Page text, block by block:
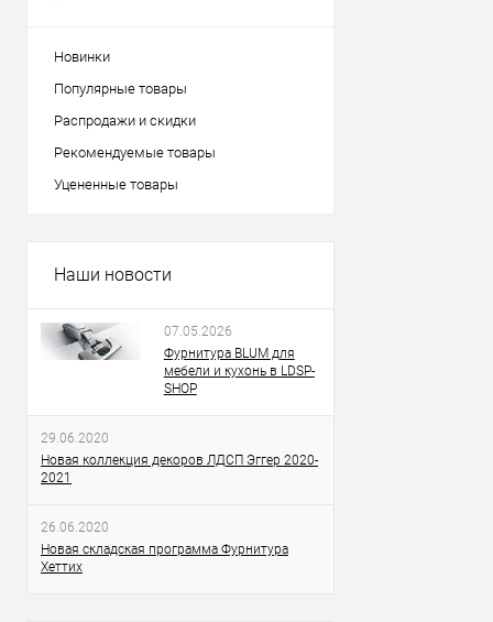
Новинки
Популярные товары
Распродажи и скидки
Рекомендуемые товары
Уцененные товары
Наши новости
07.05.2026
Фурнитура BLUM для
мебели и кухонь в LDSP-
SHOP
29.06.2020
Новая коллекция декоров ЛДСП Эггер 2020-
2021
26.06.2020
Новая складская программа Фурнитура
Хеттих